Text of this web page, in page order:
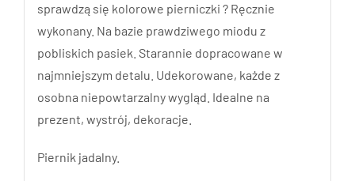
sprawdzą się kolorowe pierniczki ? Ręcznie
wykonany. Na bazie prawdziwego miodu z
pobliskich pasiek. Starannie dopracowane w
najmniejszym detalu. Udekorowane, każde z
osobna niepowtarzalny wygląd. Idealne na
prezent, wystrój, dekoracje.
Piernik jadalny.